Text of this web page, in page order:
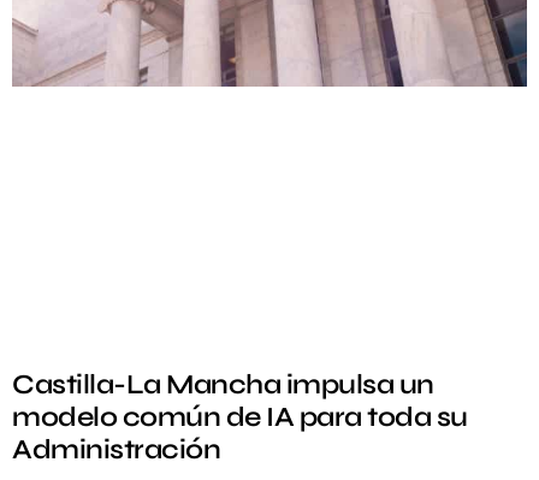
Castilla-La Mancha impulsa un
modelo común de IA para toda su
Administración